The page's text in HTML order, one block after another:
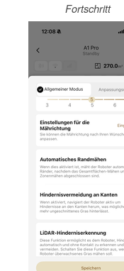
Fortschritt